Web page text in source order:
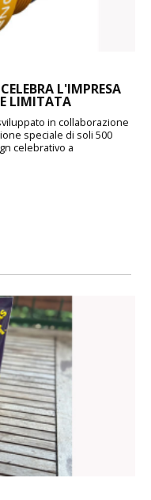
L'IMPRESA
LIMITATA
in collaborazione
speciale di soli 500
celebrativo a